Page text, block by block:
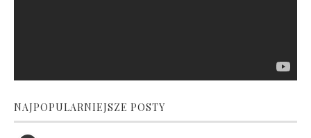
NAJPOPULARNIEJSZE POSTY